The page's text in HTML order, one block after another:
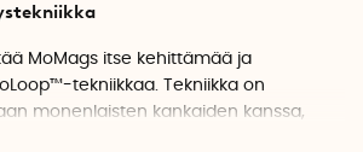
MoMags itse kehittämää ja
tekniikkaa. Tekniikka on
monenlaisten kankaiden kanssa,